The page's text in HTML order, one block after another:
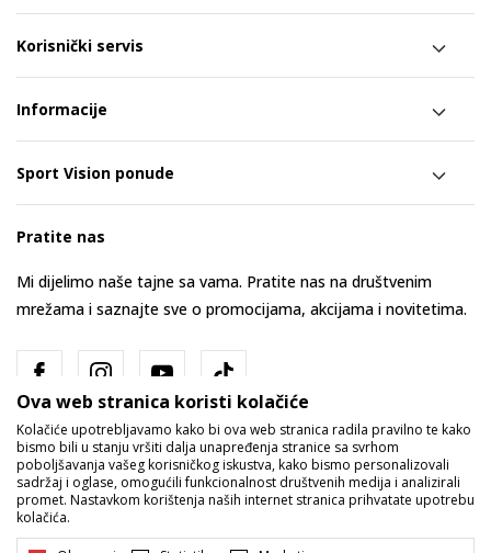
Korisnički servis
Informacije
Sport Vision ponude
Pratite nas
Mi dijelimo naše tajne sa vama. Pratite nas na društvenim
mrežama i saznajte sve o promocijama, akcijama i novitetima.
Bosna i Hercegovina Promijenite
Ova web stranica koristi kolačiće
Kolačiće upotrebljavamo kako bi ova web stranica radila pravilno te kako
bismo bili u stanju vršiti dalja unapređenja stranice sa svrhom
poboljšavanja vašeg korisničkog iskustva, kako bismo personalizovali
sadržaj i oglase, omogućili funkcionalnost društvenih medija i analizirali
promet. Nastavkom korištenja naših internet stranica prihvatate upotrebu
kolačića.